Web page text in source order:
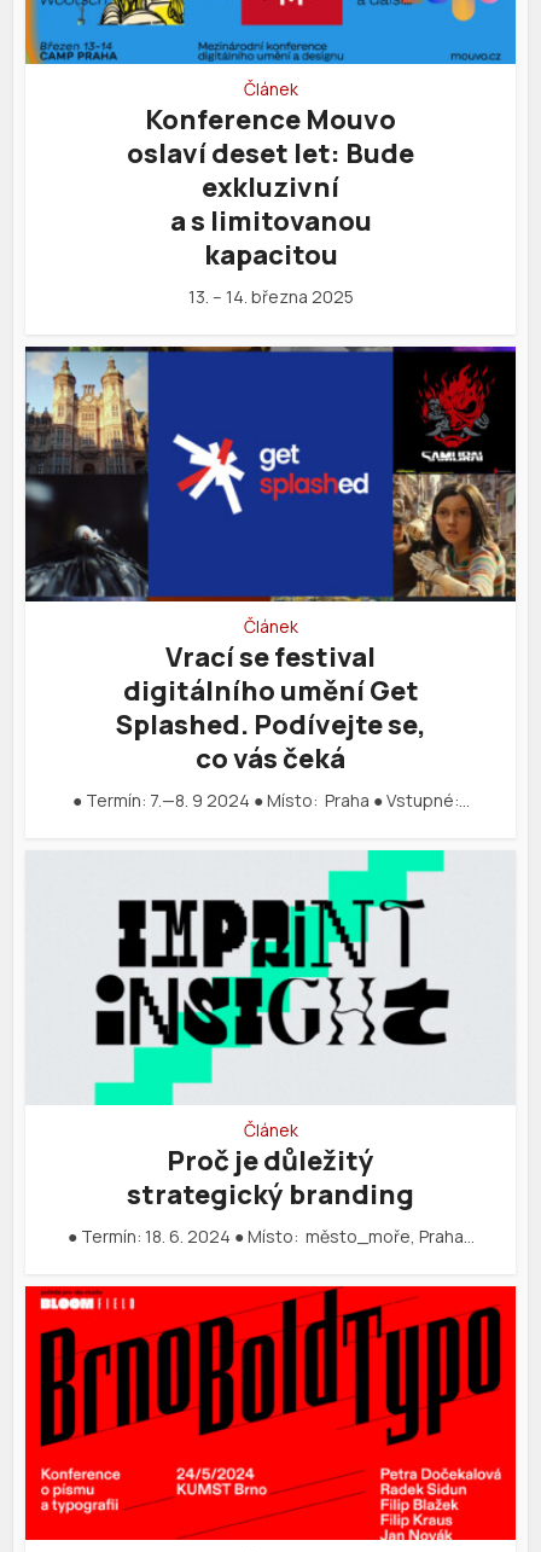
Článek
Konference Mouvo
oslaví deset let: Bude
exkluzivní
a s limitovanou
kapacitou
13. – 14. března 2025
Článek
Vrací se festival
digitálního umění Get
Splashed. Podívejte se,
co vás čeká
● Termín: 7.—8. 9 2024 ● Místo: Praha ● Vstupné:…
Článek
Proč je důležitý
strategický branding
● Termín: 18. 6. 2024 ● Místo: město_moře, Praha…